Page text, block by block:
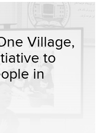
Village,
to
in